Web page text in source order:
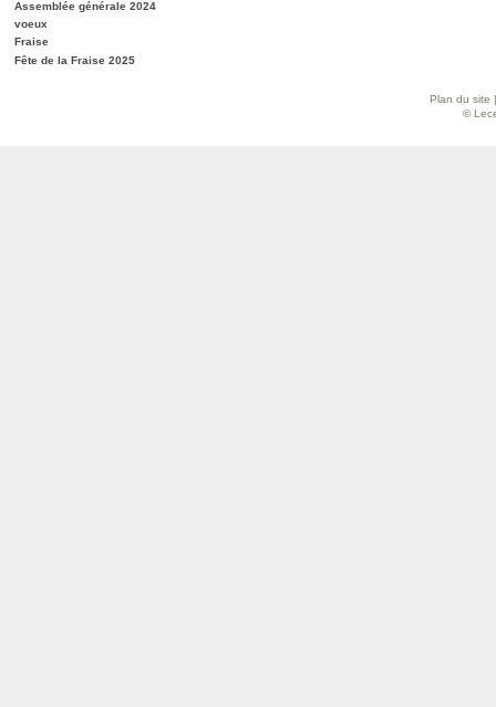
Assemblée générale 2024
voeux
Fraise
Fête de la Fraise 2025
Plan du site
©